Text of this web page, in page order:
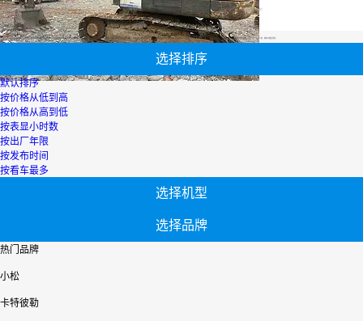
履带式挖掘机价格 二手压路机报价
选择排序
默认排序
按价格从低到高
按价格从高到低
按表显小时数
按出厂年限
按发布时间
按看车最多
选择机型
选择品牌
热门品牌
小松
卡特彼勒